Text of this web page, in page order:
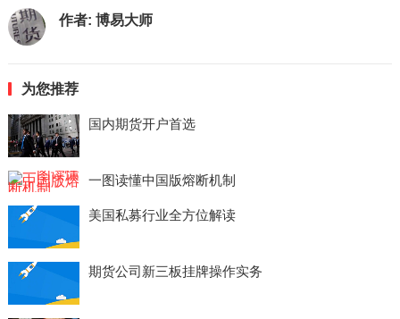
作者: 博易大师
为您推荐
国内期货开户首选
一图读懂中国版熔断机制
美国私募行业全方位解读
期货公司新三板挂牌操作实务